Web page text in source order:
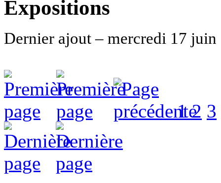
Expositions
Dernier ajout – mercredi 17 juin
1 2 3